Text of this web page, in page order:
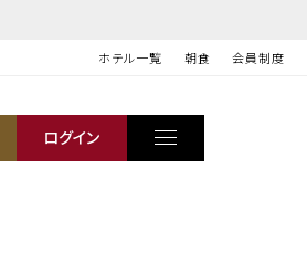
ホテル一覧 朝食 会員制度
ログイン